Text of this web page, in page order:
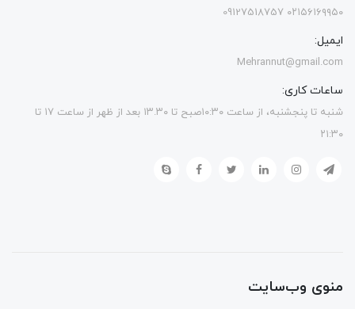
۰۲۱۵۶۱۶۹۹۵۰ 09127518757
ایمیل:
Mehrannut@gmail.com
ساعات کاری:
شنبه تا پنجشنبه، از ساعت ۱۰:۳۰صبح تا ۱۳.۳۰ بعد از ظهر از ساعت ۱۷ تا
۲۱:۳۰
منوی وب‌سایت